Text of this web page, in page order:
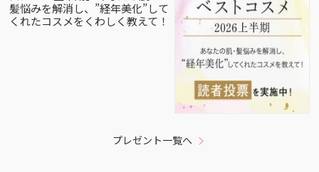
髪悩みを解消し、”経年美化”して
くれたコスメをくわしく教えて！
プレゼント一覧へ